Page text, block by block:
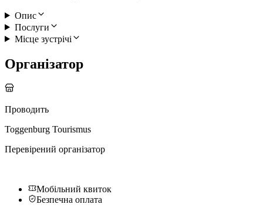
Опис
Послуги
Місце зустрічі
Організатор
Проводить
Toggenburg Tourismus
Перевірений організатор
Мобільний квиток
Безпечна оплата